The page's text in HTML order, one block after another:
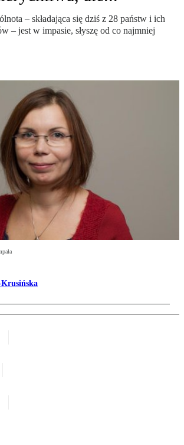
– składająca się dziś z 28 państw i ich
– jest w impasie, słyszę od co najmniej
Krusińska